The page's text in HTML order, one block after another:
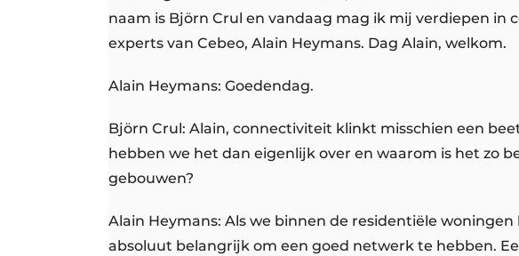
naam is Björn Crul en vandaag mag ik mij verdiepen in
experts van Cebeo, Alain Heymans. Dag Alain, welkom.
Alain Heymans: Goedendag.
Björn Crul: Alain, connectiviteit klinkt misschien een
hebben we het dan eigenlijk over en waarom is het zo
gebouwen?
Alain Heymans: Als we binnen de residentiële
absoluut belangrijk om een goed netwerk te hebben.